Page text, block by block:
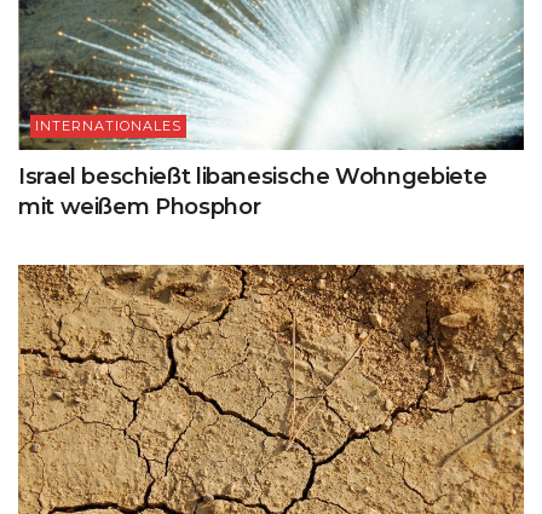
INTERNATIONALES
Israel beschießt libanesische Wohngebiete
mit weißem Phosphor